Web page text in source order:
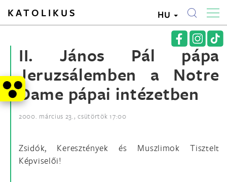
KATOLIKUS HU
II. János Pál pápa
Jeruzsálemben a Notre
Dame pápai intézetben
2000. március 23., csütörtök 17:00
Zsidók, Keresztények és Muszlimok Tisztelt
Képviselői!